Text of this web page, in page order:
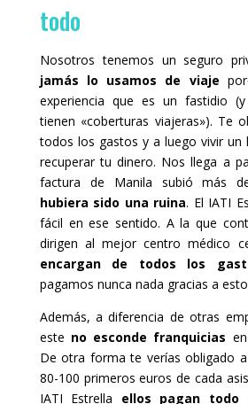
todo
Nosotros tenemos un seguro
jamás lo usamos de viaje
experiencia que es un fastidio
tienen «coberturas viajeras»). Te
todos los gastos y a luego vivir un
recuperar tu dinero. Nos llega a
factura de Manila subió más
hubiera sido una ruina. El IATI
fácil en ese sentido. A la que
dirigen al mejor centro médico
encargan de todos los
pagamos nunca nada gracias a
Además, a diferencia de otras
este no esconde franquicias
De otra forma te verías obligado
80-100 primeros euros de cada
IATI Estrella ellos pagan todo